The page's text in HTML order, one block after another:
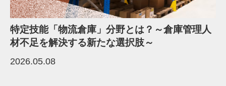
特定技能「物流倉庫」分野とは？～倉庫管理人
材不足を解決する新たな選択肢～
2026.05.08